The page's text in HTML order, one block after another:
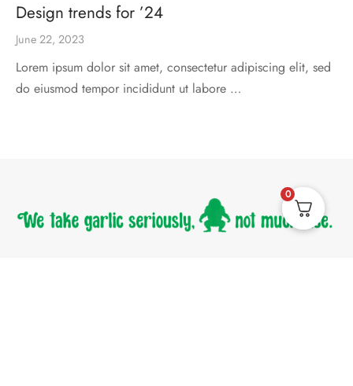
Design trends for ’24
June 22, 2023
Lorem ipsum dolor sit amet, consectetur adipiscing elit, sed
do eiusmod tempor incididunt ut labore …
0